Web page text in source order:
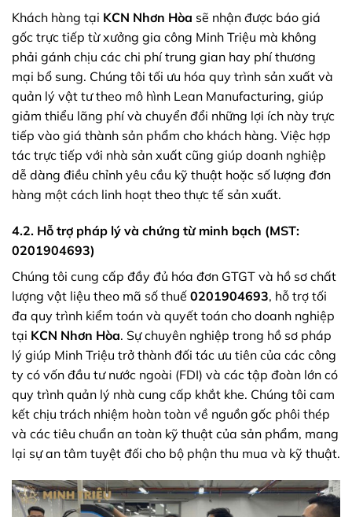
Khách hàng tại KCN Nhơn Hòa sẽ nhận được báo giá
gốc trực tiếp từ xưởng gia công Minh Triệu mà không
phải gánh chịu các chi phí trung gian hay phí thương
mại bổ sung. Chúng tôi tối ưu hóa quy trình sản xuất và
quản lý vật tư theo mô hình Lean Manufacturing, giúp
giảm thiểu lãng phí và chuyển đổi những lợi ích này trực
tiếp vào giá thành sản phẩm cho khách hàng. Việc hợp
tác trực tiếp với nhà sản xuất cũng giúp doanh nghiệp
dễ dàng điều chỉnh yêu cầu kỹ thuật hoặc số lượng đơn
hàng một cách linh hoạt theo thực tế sản xuất.
4.2. Hỗ trợ pháp lý và chứng từ minh bạch (MST:
0201904693)
Chúng tôi cung cấp đầy đủ hóa đơn GTGT và hồ sơ chất
lượng vật liệu theo mã số thuế 0201904693, hỗ trợ tối
đa quy trình kiểm toán và quyết toán cho doanh nghiệp
tại KCN Nhơn Hòa. Sự chuyên nghiệp trong hồ sơ pháp
lý giúp Minh Triệu trở thành đối tác ưu tiên của các công
ty có vốn đầu tư nước ngoài (FDI) và các tập đoàn lớn có
quy trình quản lý nhà cung cấp khắt khe. Chúng tôi cam
kết chịu trách nhiệm hoàn toàn về nguồn gốc phôi thép
và các tiêu chuẩn an toàn kỹ thuật của sản phẩm, mang
lại sự an tâm tuyệt đối cho bộ phận thu mua và kỹ thuật.